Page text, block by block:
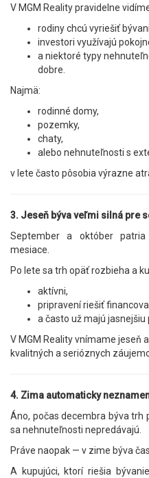
V MGM Reality pravidelne
rodiny chcú vyriešiť
investori využívajú
a niektoré typy
dobre.
Najmä:
rodinné domy,
pozemky,
chaty,
alebo nehnuteľnosti s
v lete často pôsobia výrazne
3. Jeseň býva veľmi silná pre
September a október
mesiace.
Po lete sa trh opäť rozbieha a
aktívni,
pripravení riešiť
a často už majú jasnejšiu
V MGM Reality vnímame jeseň
kvalitných a serióznych
4. Zima automaticky
Áno, počas decembra býva trh
sa nehnuteľnosti nepredávajú.
Práve naopak — v zime býva
A kupujúci, ktorí riešia